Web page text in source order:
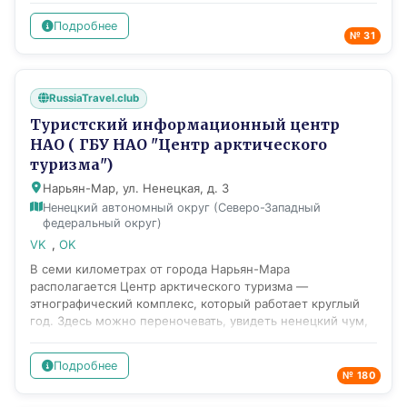
обеспечивает продвижение Республики Карелия на
внутреннем и международном туристском рынке, а
Подробнее
№ 31
RussiaTravel.club
Туристский информационный центр
НАО ( ГБУ НАО "Центр арктического
туризма")
Нарьян-Мар, ул. Ненецкая, д. 3
Ненецкий автономный округ (Северо-Западный
федеральный округ)
VK , OK
В семи километрах от города Нарьян-Мара
располагается Центр арктического туризма —
этнографический комплекс, который работает круглый
год. Здесь можно переночевать, увидеть ненецкий чум,
коренных народов Севера. На территории центра есть
возможность арендовать беседку, баню и ненецкий чум
Подробнее
№ 180